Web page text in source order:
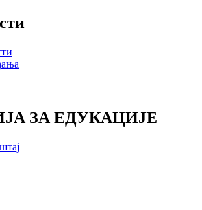
ЗА ЕДУКАЦИЈЕ